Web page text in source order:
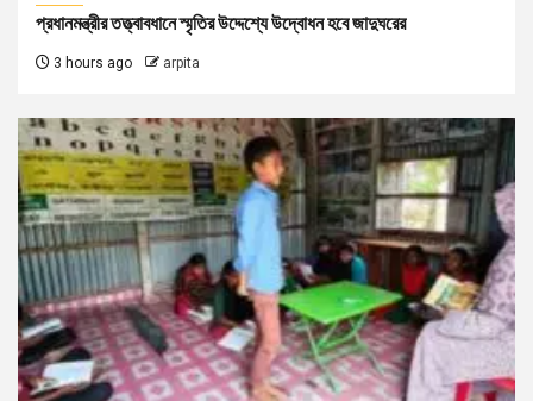
প্রধানমন্ত্রীর তত্ত্বাবধানে স্মৃতির উদ্দেশ্যে উদ্বোধন হবে জাদুঘরের
3 hours ago arpita